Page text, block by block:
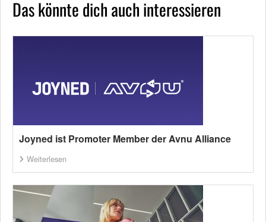
Das könnte dich auch interessieren
Joyned ist Promoter Member der Avnu Alliance
Weiterlesen